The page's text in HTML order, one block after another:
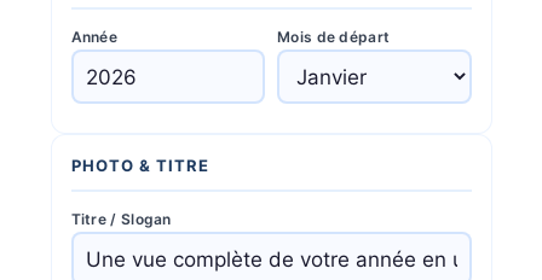
Année Mois de départ
PHOTO & TITRE
Titre / Slogan